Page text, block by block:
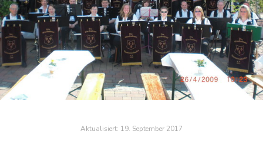
Aktualisiert: 19. September 2017